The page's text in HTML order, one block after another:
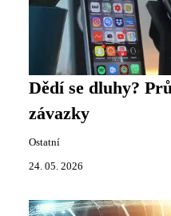
Dědí se dluhy?
závazky
Ostatní
24. 05. 2026